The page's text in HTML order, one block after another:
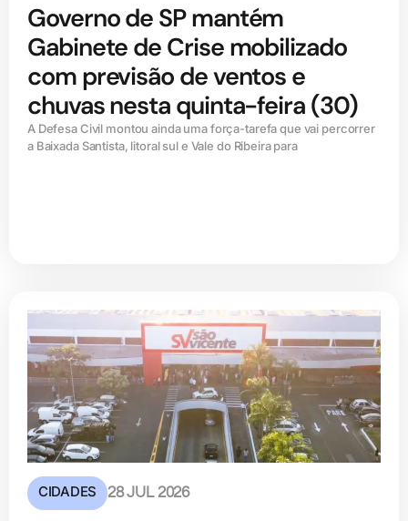
Governo de SP mantém
Gabinete de Crise mobilizado
com previsão de ventos e
chuvas nesta quinta-feira (30)
A Defesa Civil montou ainda uma força-tarefa que vai percorrer
a Baixada Santista, litoral sul e Vale do Ribeira para
CIDADES 28 JUL 2026